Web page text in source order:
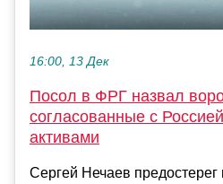
16:00, 13 Дек
Посол в ФРГ назвал
согласованные с
активами
Сергей Нечаев предостерег